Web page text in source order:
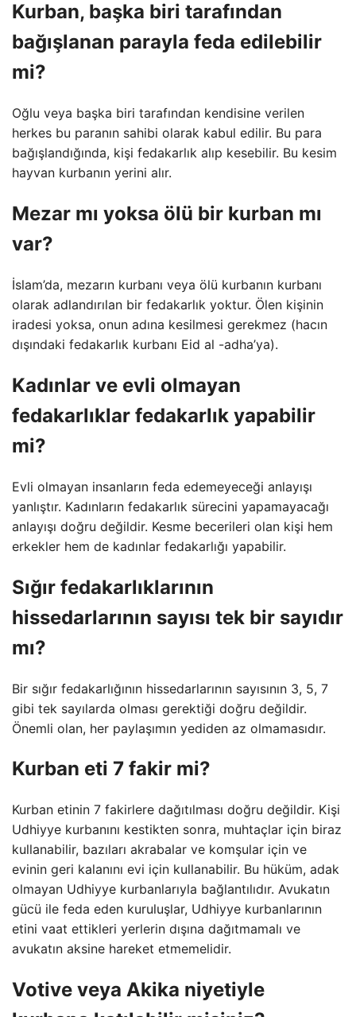
Kurban, başka biri tarafından
bağışlanan parayla feda edilebilir
mi?
Oğlu veya başka biri tarafından kendisine verilen
herkes bu paranın sahibi olarak kabul edilir. Bu para
bağışlandığında, kişi fedakarlık alıp kesebilir. Bu kesim
hayvan kurbanın yerini alır.
Mezar mı yoksa ölü bir kurban mı
var?
İslam’da, mezarın kurbanı veya ölü kurbanın kurbanı
olarak adlandırılan bir fedakarlık yoktur. Ölen kişinin
iradesi yoksa, onun adına kesilmesi gerekmez (hacın
dışındaki fedakarlık kurbanı Eid al -adha’ya).
Kadınlar ve evli olmayan
fedakarlıklar fedakarlık yapabilir
mi?
Evli olmayan insanların feda edemeyeceği anlayışı
yanlıştır. Kadınların fedakarlık sürecini yapamayacağı
anlayışı doğru değildir. Kesme becerileri olan kişi hem
erkekler hem de kadınlar fedakarlığı yapabilir.
Sığır fedakarlıklarının
hissedarlarının sayısı tek bir sayıdır
mı?
Bir sığır fedakarlığının hissedarlarının sayısının 3, 5, 7
gibi tek sayılarda olması gerektiği doğru değildir.
Önemli olan, her paylaşımın yediden az olmamasıdır.
Kurban eti 7 fakir mi?
Kurban etinin 7 fakirlere dağıtılması doğru değildir. Kişi
Udhiyye kurbanını kestikten sonra, muhtaçlar için biraz
kullanabilir, bazıları akrabalar ve komşular için ve
evinin geri kalanını evi için kullanabilir. Bu hüküm, adak
olmayan Udhiyye kurbanlarıyla bağlantılıdır. Avukatın
gücü ile feda eden kuruluşlar, Udhiyye kurbanlarının
etini vaat ettikleri yerlerin dışına dağıtmamalı ve
avukatın aksine hareket etmemelidir.
Votive veya Akika niyetiyle